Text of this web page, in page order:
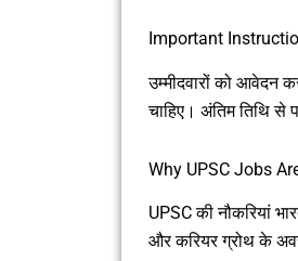
Important
उम्मीदवारों को आवेदन
चाहिए। अंतिम तिथि
Why UPSC Jobs
UPSC की नौकरियां
और करियर ग्रोथ के